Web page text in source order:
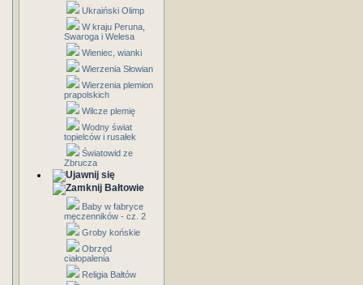
Ukraiński Olimp
W kraju Peruna,
Swaroga i Welesa
Wieniec, wianki
Wierzenia Słowian
Wierzenia plemion
prapolskich
Wilcze plemię
Wodny świat
topielców i rusałek
Światowid ze
Zbrucza
Bałtowie
Baby w fabryce
męczenników - cz. 2
Groby końskie
Obrzęd
ciałopalenia
Religia Bałtów